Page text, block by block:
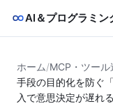
AI＆プログラミン
ホーム/MCP・ツール
手段の目的化を防ぐ
入で意思決定が遅れ